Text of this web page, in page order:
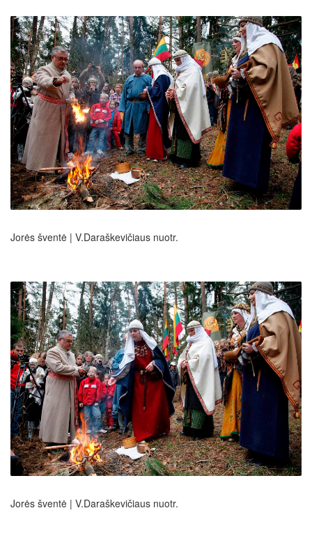
Jorės šventė | V.Daraškevičiaus nuotr.
Jorės šventė | V.Daraškevičiaus nuotr.